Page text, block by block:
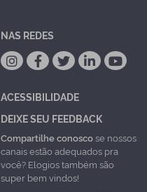
NAS REDES
ACESSIBILIDADE
DEIXE SEU FEEDBACK
Compartilhe conoscose nossos
canais estão adequados pra
você? Elogios também são
super bem vindos!